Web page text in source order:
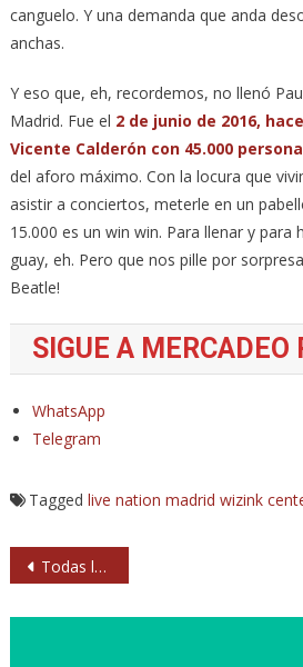
canguelo. Y una demanda que anda
anchas.
Y eso que, eh, recordemos, no llenó
Madrid. Fue el 2 de junio de 2016,
Vicente Calderón con 45.000
del aforo máximo. Con la locura que
asistir a conciertos, meterle en un
15.000 es un win win. Para llenar y para
guay, eh. Pero que nos pille por
Beatle!
SIGUE A MERCADEO
WhatsApp
Telegram
Tagged live nation madrid wizink
Navegación
Todas las primeras veces que vimos a Bruce Springsteen